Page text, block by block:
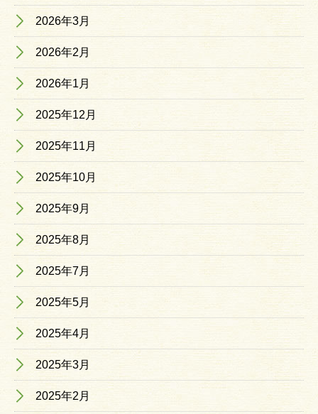
2026年3月
2026年2月
2026年1月
2025年12月
2025年11月
2025年10月
2025年9月
2025年8月
2025年7月
2025年5月
2025年4月
2025年3月
2025年2月